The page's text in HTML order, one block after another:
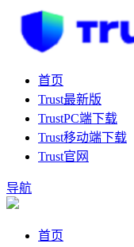
首页
Trust最新版
TrustPC端下载
Trust移动端下载
Trust官网
导航
首页